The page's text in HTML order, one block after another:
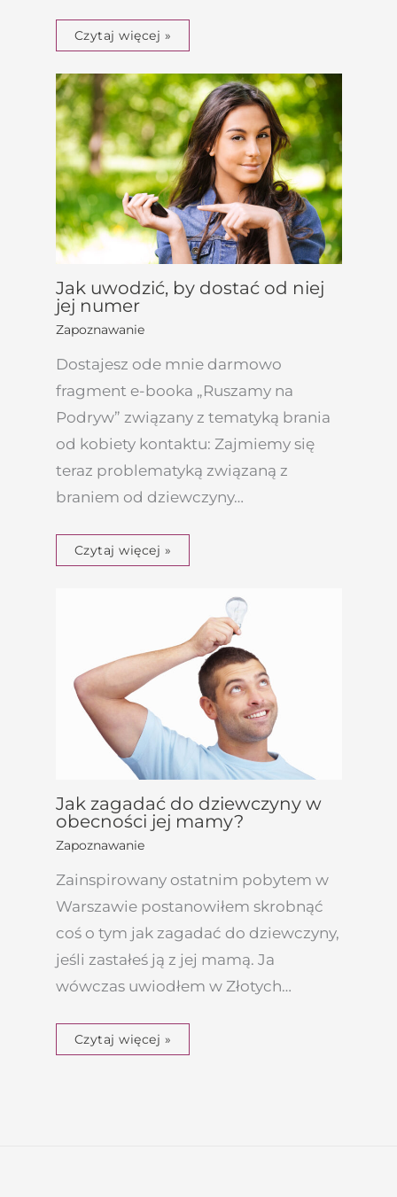
Czytaj więcej »
Jak uwodzić, by dostać od niej
jej numer
Zapoznawanie
Dostajesz ode mnie darmowo
fragment e-booka „Ruszamy na
Podryw” związany z tematyką brania
od kobiety kontaktu: Zajmiemy się
teraz problematyką związaną z
braniem od dziewczyny…
Czytaj więcej »
Jak zagadać do dziewczyny w
obecności jej mamy?
Zapoznawanie
Zainspirowany ostatnim pobytem w
Warszawie postanowiłem skrobnąć
coś o tym jak zagadać do dziewczyny,
jeśli zastałeś ją z jej mamą. Ja
wówczas uwiodłem w Złotych…
Czytaj więcej »